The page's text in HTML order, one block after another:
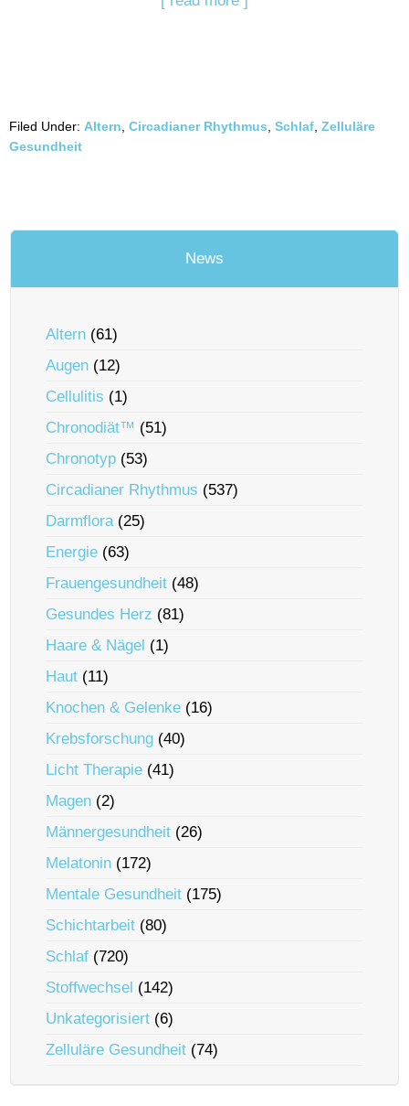
Filed Under: Altern Circadianer Rhythmus Schlaf Zelluläre
Gesundheit
News
Altern (61)
Augen (12)
Cellulitis (1)
Chronodiät™ (51)
Chronotyp (53)
Circadianer Rhythmus (537)
Darmflora(25)
Energie (63)
Frauengesundheit (48)
Gesundes Herz (81)
Haare & Nägel (1)
Haut (11)
Knochen & Gelenke (16)
Krebsforschung (40)
Licht Therapie (41)
Magen (2)
Männergesundheit (26)
Melatonin (172)
Mentale Gesundheit (175)
Schichtarbeit (80)
Schlaf (720)
Stoffwechsel (142)
Unkategorisiert (6)
Zelluläre Gesundheit (74)